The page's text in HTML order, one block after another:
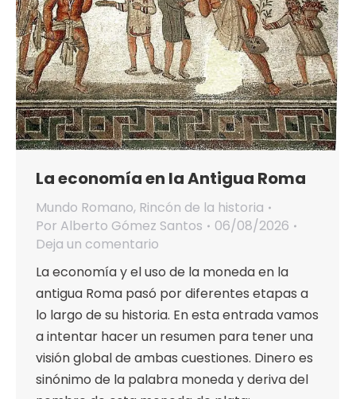
La economía en la Antigua Roma
Mundo Romano, Rincón de la historia
Por Alberto Gómez Santos
06/08/2026
Deja un comentario
La economía y el uso de la moneda en la
antigua Roma pasó por diferentes etapas a
lo largo de su historia. En esta entrada vamos
a intentar hacer un resumen para tener una
visión global de ambas cuestiones. Dinero es
sinónimo de la palabra moneda y deriva del